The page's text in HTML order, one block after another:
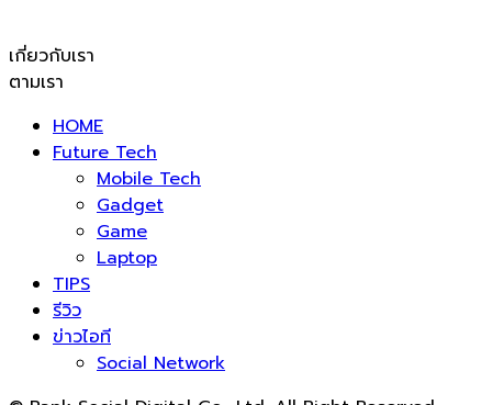
เกี่ยวกับเรา
ตามเรา
HOME
Future Tech
Mobile Tech
Gadget
Game
Laptop
TIPS
รีวิว
ข่าวไอที
Social Network